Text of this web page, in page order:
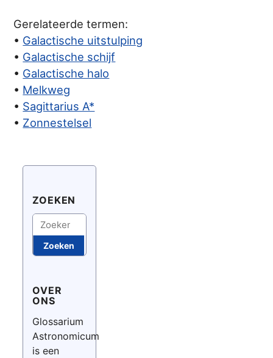
Gerelateerde termen:
• Galactische uitstulping
• Galactische schijf
• Galactische halo
• Melkweg
• Sagittarius A*
• Zonnestelsel
ZOEKEN
Zoeken
Zoeken
OVER
ONS
Glossarium
Astronomicum
is een